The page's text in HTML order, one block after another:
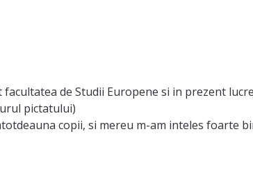
de Studii Europene si in prezent
pictatului)
copii, si mereu m-am inteles foarte
ocazia, asadar nu cred ca lipsa mea de